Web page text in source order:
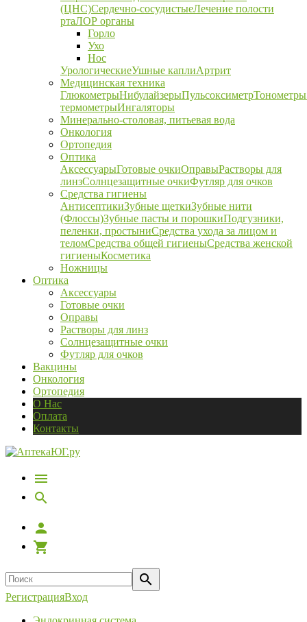
(ЦНС)Сердечно-сосудистыеЛечение полости
ртаЛОР органы
Горло
Ухо
Нос
УрологическиеУшные каплиАртрит
Медицинская техника
ГлюкометрыНибулайзерыПульсоксиметрТонометры
термометрыИнгаляторы
Минерально-столовая, питьевая вода
Онкология
Ортопедия
Оптика
АксессуарыГотовые очкиОправыРастворы для
линзСолнцезащитные очкиФутляр для очков
Средства гигиены
АнтисептикиЗубные щеткиЗубные нити
(Флоссы)Зубные пасты и порошкиПодгузники,
пеленки, простыниСредства ухода за лицом и
теломСредства общей гигиеныСредства женской
гигиеныКосметика
Ножницы
Оптика
Аксессуары
Готовые очки
Оправы
Растворы для линз
Солнцезащитные очки
Футляр для очков
Вакцины
Онкология
Ортопедия
О Нас
Оплата
Контакты
РегистрацияВход